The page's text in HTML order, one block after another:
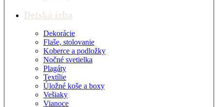
Detská izba
Dekorácie
Flaše, stolovanie
Koberce a podložky
Nočné svetielka
Plagáty
Textílie
Úložné koše a boxy
Vešiaky
Vianoce